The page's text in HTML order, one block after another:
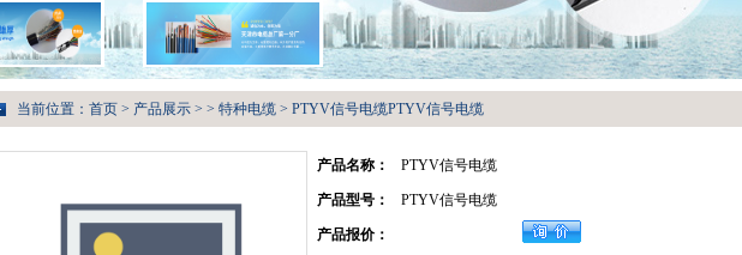
当前位置： 首页 > 产品展示 > > 特种电缆 > PTYV信号电缆PTYV信号电缆
产品名称： PTYV信号电缆
产品型号： PTYV信号电缆
产品报价：